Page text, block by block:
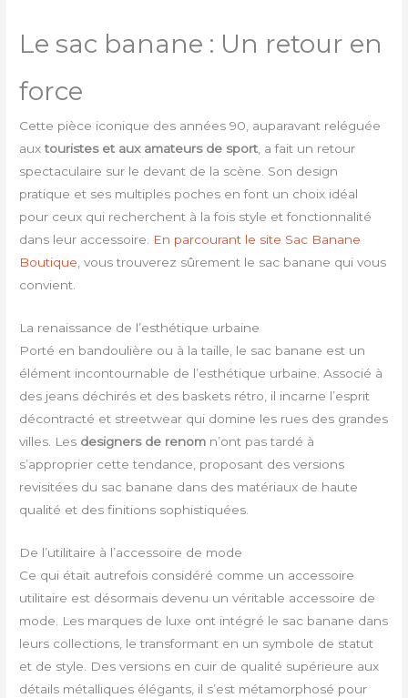
Le sac banane : Un retour en
force
Cette pièce iconique des années 90, auparavant reléguée
auxtouristes et aux amateurs de sport, a fait un retour
spectaculaire sur le devant de la scène. Son design
pratique et ses multiples poches en font un choix idéal
pour ceux qui recherchent à la fois style et fonctionnalité
dans leur accessoire. En parcourant le site Sac Banane
Boutique, vous trouverez sûrement le sac banane qui vous
convient.
La renaissance de l’esthétique urbaine
Porté en bandoulière ou à la taille, le sac banane est un
élément incontournable de l’esthétique urbaine. Associé à
des jeans déchirés et des baskets rétro, il incarne l’esprit
décontracté et streetwear qui domine les rues des grandes
villes. Les designers de renom n’ont pas tardé à
s’approprier cette tendance, proposant des versions
revisitées du sac banane dans des matériaux de haute
qualité et des finitions sophistiquées.
De l’utilitaire à l’accessoire de mode
Ce qui était autrefois considéré comme un accessoire
utilitaire est désormais devenu un véritable accessoire de
mode. Les marques de luxe ont intégré le sac banane dans
leurs collections, le transformant en un symbole de statut
et de style. Des versions en cuir de qualité supérieure aux
détails métalliques élégants, il s’est métamorphosé pour